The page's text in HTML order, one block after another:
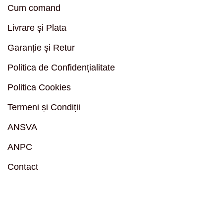
Cum comand
Livrare și Plata
Garanție și Retur
Politica de Confidențialitate
Politica Cookies
Termeni și Condiții
ANSVA
ANPC
Contact